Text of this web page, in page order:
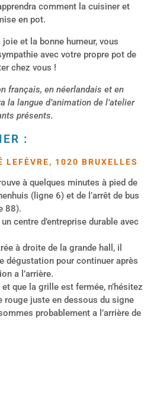
comment la cuisiner et
en pot.
et la bonne humeur, vous
avec votre propre pot de
chez vous !
français, en néerlandais et en
la langue d’animation de l’atelier
présents.
:
LEFÈVRE, 1020 BRUXELLES
à quelques minutes à pied de
(ligne 6) et de l’arrêt de bus
88).
centre d’entreprise durable avec
à droite de la grande hall, il
dégustation pour continuer après
a l’arrière.
que la grille est fermée, n’hésitez
rouge juste en dessous du signe
probablement a l’arrière de